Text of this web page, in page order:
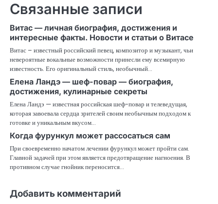
Связанные записи
Витас — личная биография, достижения и
интересные факты. Новости и статьи о Витасе
Витас – известный российский певец, композитор и музыкант, чьи
невероятные вокальные возможности принесли ему всемирную
известность. Его оригинальный стиль, необычный…
Елена Ландэ — шеф-повар — биография,
достижения, кулинарные секреты
Елена Ландэ — известная российская шеф-повар и телеведущая,
которая завоевала сердца зрителей своим необычным подходом к
готовке и уникальным вкусом…
Когда фурункул может рассосаться сам
При своевременно начатом лечении фурункул может пройти сам.
Главной задачей при этом является предотвращение нагноения. В
противном случае гнойник переносится…
Добавить комментарий